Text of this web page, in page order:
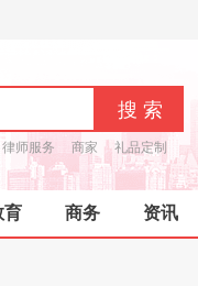
律师服务 商家 礼品定制
育 商务 资讯